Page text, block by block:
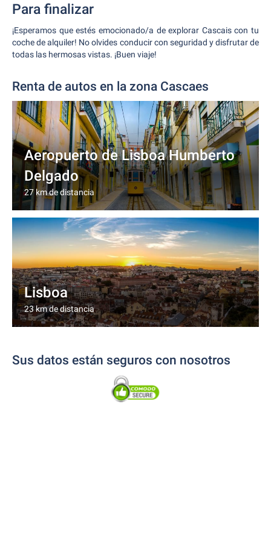
Para finalizar
¡Esperamos que estés emocionado/a de explorar Cascais con tu
coche de alquiler! No olvides conducir con seguridad y disfrutar de
todas las hermosas vistas. ¡Buen viaje!
Renta de autos en la zona Cascaes
Aeropuerto de Lisboa Humberto
Delgado
27 km de distancia
Lisboa
23 km de distancia
Sus datos están seguros con nosotros